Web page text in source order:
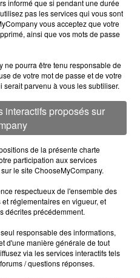
informé que si pendant une durée
pas les services qui vous sont
vous acceptez que votre
ainsi que vos mots de passe
ne pourra être tenu responsable de
de votre mot de passe et de votre
serait parvenu à vous les subtiliser.
interactifs proposés sur
de la présente charte
participation aux services
le site ChooseMyCompany.
respectueux de l'ensemble des
réglementaires en vigueur, et
décrites précédemment.
responsable des informations,
d'une manière générale de tout
via les services interactifs tels
/ questions réponses.